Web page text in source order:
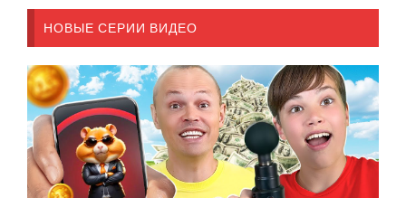
НОВЫЕ СЕРИИ ВИДЕО